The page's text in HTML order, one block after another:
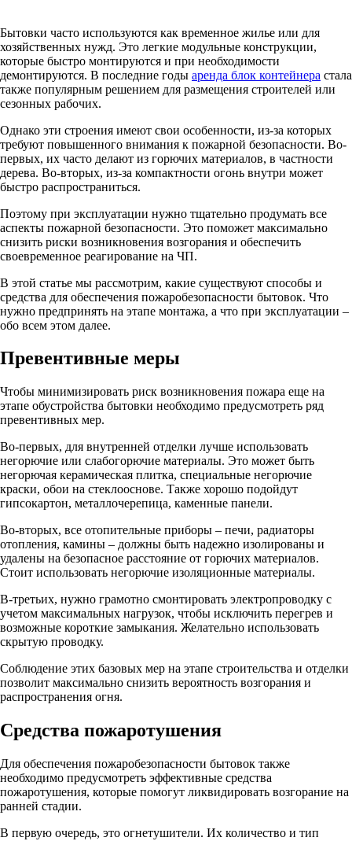
Бытовки часто используются как временное жилье или для
хозяйственных нужд. Это легкие модульные конструкции,
которые быстро монтируются и при необходимости
демонтируются. В последние годы аренда блок контейнера стала
также популярным решением для размещения строителей или
сезонных рабочих.
Однако эти строения имеют свои особенности, из-за которых
требуют повышенного внимания к пожарной безопасности. Во-
первых, их часто делают из горючих материалов, в частности
дерева. Во-вторых, из-за компактности огонь внутри может
быстро распространиться.
Поэтому при эксплуатации нужно тщательно продумать все
аспекты пожарной безопасности. Это поможет максимально
снизить риски возникновения возгорания и обеспечить
своевременное реагирование на ЧП.
В этой статье мы рассмотрим, какие существуют способы и
средства для обеспечения пожаробезопасности бытовок. Что
нужно предпринять на этапе монтажа, а что при эксплуатации –
обо всем этом далее.
Превентивные меры
Чтобы минимизировать риск возникновения пожара еще на
этапе обустройства бытовки необходимо предусмотреть ряд
превентивных мер.
Во-первых, для внутренней отделки лучше использовать
негорючие или слабогорючие материалы. Это может быть
негорючая керамическая плитка, специальные негорючие
краски, обои на стеклооснове. Также хорошо подойдут
гипсокартон, металлочерепица, каменные панели.
Во-вторых, все отопительные приборы – печи, радиаторы
отопления, камины – должны быть надежно изолированы и
удалены на безопасное расстояние от горючих материалов.
Стоит использовать негорючие изоляционные материалы.
В-третьих, нужно грамотно смонтировать электропроводку с
учетом максимальных нагрузок, чтобы исключить перегрев и
возможные короткие замыкания. Желательно использовать
скрытую проводку.
Соблюдение этих базовых мер на этапе строительства и отделки
позволит максимально снизить вероятность возгорания и
распространения огня.
Средства пожаротушения
Для обеспечения пожаробезопасности бытовок также
необходимо предусмотреть эффективные средства
пожаротушения, которые помогут ликвидировать возгорание на
ранней стадии.
В первую очередь, это огнетушители. Их количество и тип